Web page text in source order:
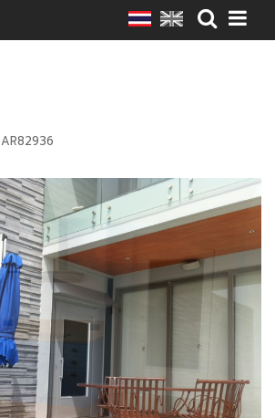
AR82936